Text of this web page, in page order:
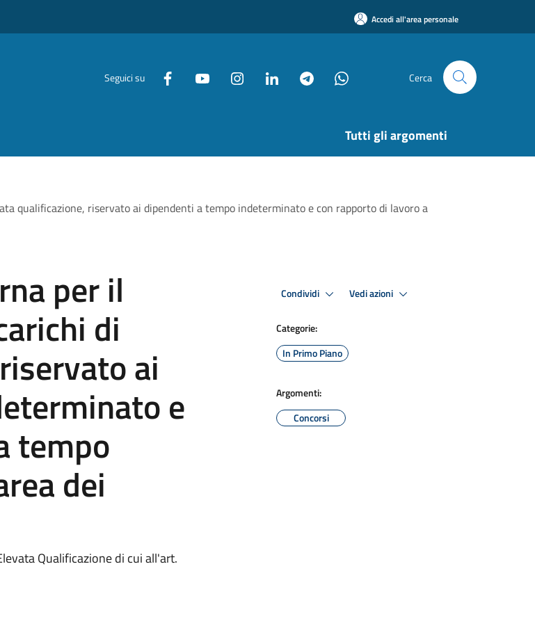
Accedi all'area personale
Seguici su Cerca
Tutti gli argomenti
qualificazione, riservato ai dipendenti a tempo indeterminato e con rapporto di lavoro a
per il
di
ai
e
tempo
dei
Qualificazione di cui all'art.
Condividi Vedi azioni
Categorie:
In Primo Piano
Argomenti:
Concorsi